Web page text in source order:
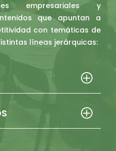
empresariales y
que apuntan a
con temáticas de
líneas jerárquicas: